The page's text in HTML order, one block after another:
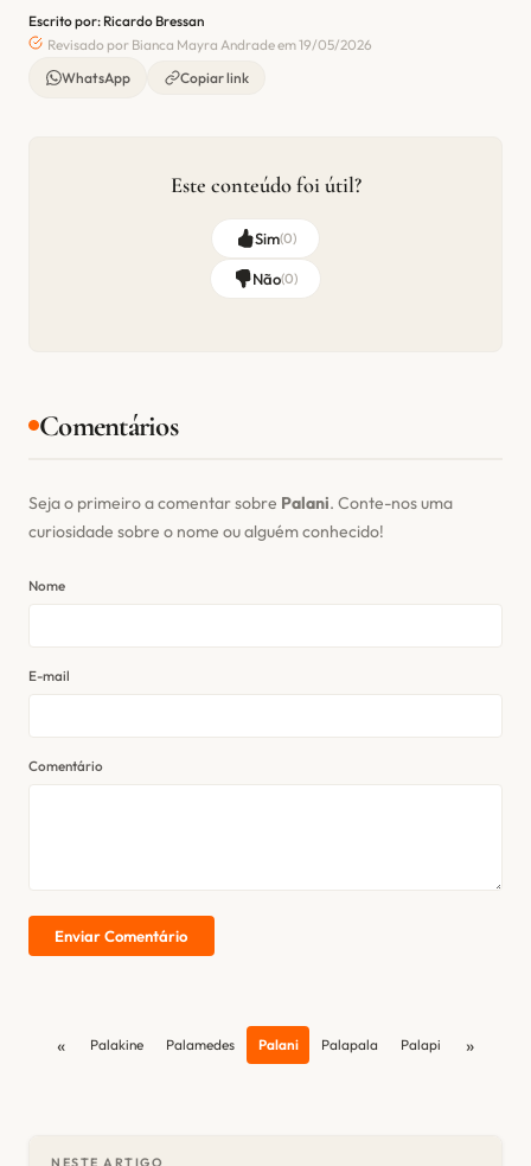
Escrito por: Ricardo Bressan
Revisado por Bianca Mayra Andrade em 19/05/2026
WhatsApp
Copiar link
Este conteúdo foi útil?
Sim(0)
Não(0)
Comentários
Seja o primeiro a comentar sobre Palani. Conte-nos uma
curiosidade sobre o nome ou alguém conhecido!
Nome
E-mail
Comentário
Enviar Comentário
« Palakine Palamedes Palani Palapala Palapi »
NESTE ARTIGO